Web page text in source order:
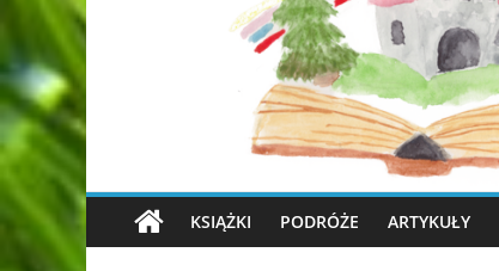
KSIĄŻKI PODRÓŻE ARTYKUŁY